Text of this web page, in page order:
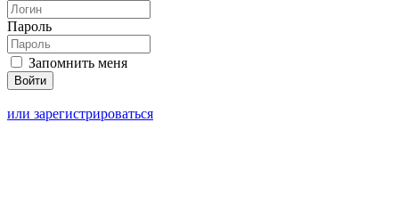
Пароль
Запомнить меня
или зарегистрироваться